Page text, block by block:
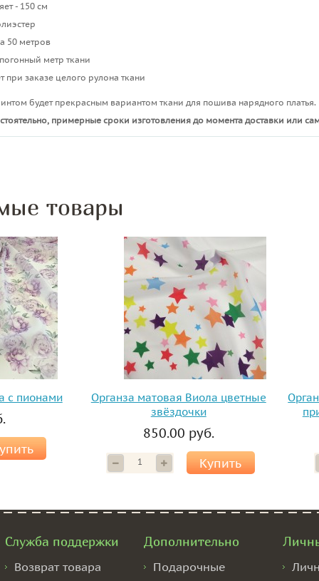
- 150 см
50 метров
метр ткани
при заказе целого рулона ткани
будет прекрасным вариантом ткани для пошива нарядного платья.
примерные сроки изготовления до момента доставки или
товары
с пионами
Органза матовая Виола цветные
звёздочки
850.00 руб.
Купить
Служба поддержки
Возврат товара
Дополнительно
Подарочные